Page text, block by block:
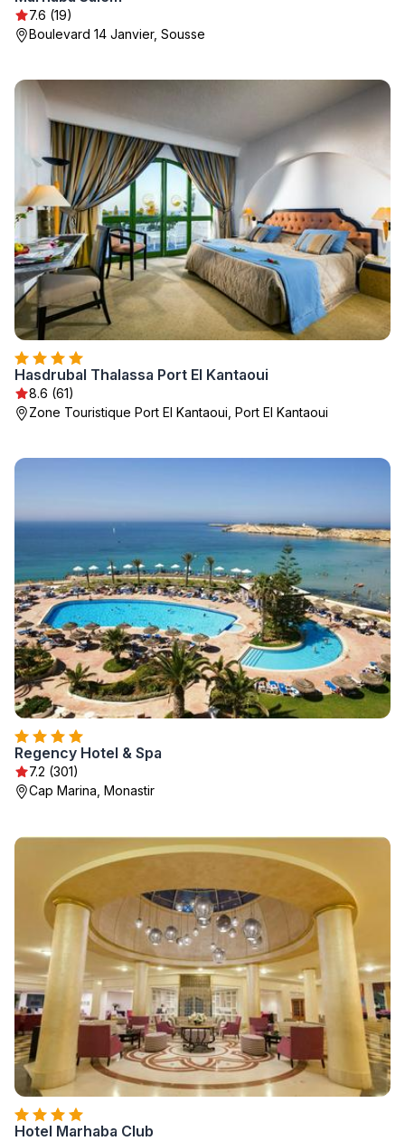
7.6 (19)
Boulevard 14 Janvier, Sousse
Hasdrubal Thalassa Port El Kantaoui
8.6 (61)
Zone Touristique Port El Kantaoui, Port El Kantaoui
Regency Hotel & Spa
7.2 (301)
Cap Marina, Monastir
Hotel Marhaba Club